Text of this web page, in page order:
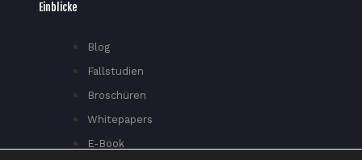
Einblicke
Blog
Fallstudien
Broschüren
Whitepapers
E-Book